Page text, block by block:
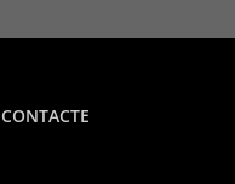
CONTACTE